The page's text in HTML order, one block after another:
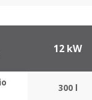
12 kW
300 l